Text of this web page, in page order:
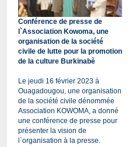
Conférence de presse de
l`Association Kowoma, une
organisation de la société
civile de lutte pour la promotion
de la culture Burkinabè
Le jeudi 16 février 2023 à
Ouagadougou, une organisation
de la société civile dénommée
Association KOWOMA, a donné
une conférence de presse pour
présenter la vision de
l`organisation à la presse.